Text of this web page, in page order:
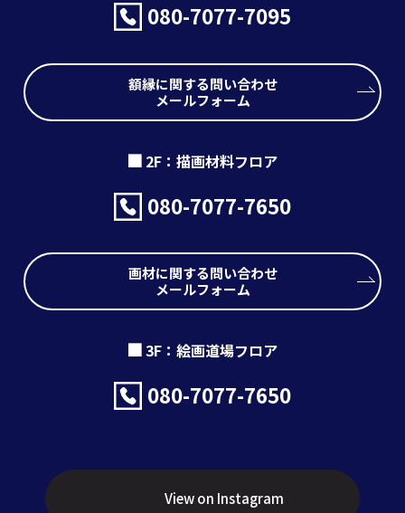
080-7077-7095
額縁に関する問い合わせ
メールフォーム
2F：描画材料フロア
080-7077-7650
画材に関する問い合わせ
メールフォーム
3F：絵画道場フロア
080-7077-7650
View on Instagram